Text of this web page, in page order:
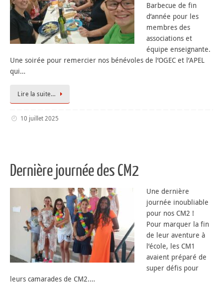
Barbecue de fin
d’année pour les
membres des
associations et
équipe enseignante.
Une soirée pour remercier nos bénévoles de l’OGEC et l’APEL
qui…
Lire la suite…
10 juillet 2025
Dernière journée des CM2
Une dernière
journée inoubliable
pour nos CM2 !
Pour marquer la fin
de leur aventure à
l’école, les CM1
avaient préparé de
super défis pour
leurs camarades de CM2.…